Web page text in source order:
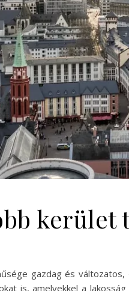
kerület
gazdag és
is, amelyekkel a